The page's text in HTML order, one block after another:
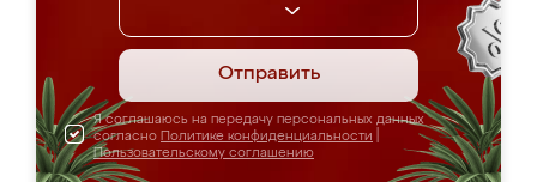
Отправить
Я соглашаюсь на передачу персональных данных
согласно Политике конфиденциальности
Пользовательскому соглашению